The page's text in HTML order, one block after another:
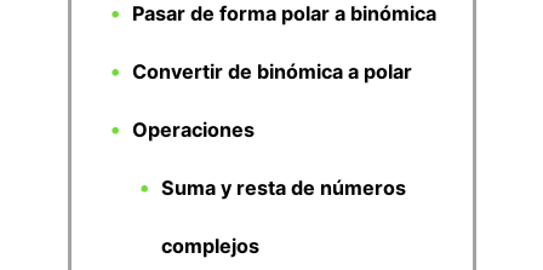
Pasar de forma polar a binómica
Convertir de binómica a polar
Operaciones
Suma y resta de números
complejos